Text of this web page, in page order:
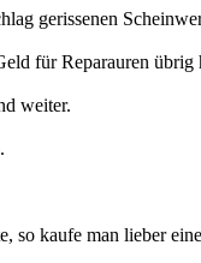
gerissenen
für Reparauren übrig
weiter.
so kaufe man lieber